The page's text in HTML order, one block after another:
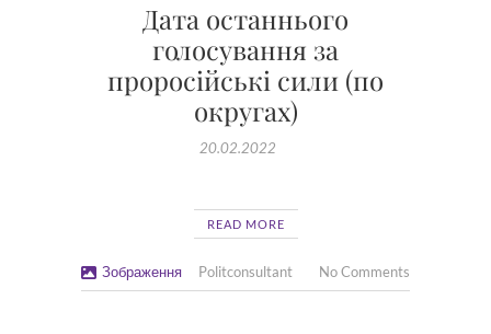
Дата останнього
голосування за
проросійські сили (по
округах)
20.02.2022
READ MORE
Зображення Politconsultant No Comments